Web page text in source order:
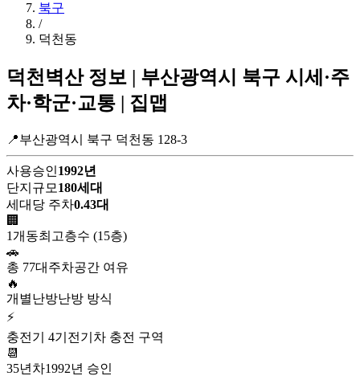
북구
/
덕천동
덕천벽산 정보 | 부산광역시 북구 시세·주
차·학군·교통 | 집맵
📍부산광역시 북구 덕천동 128-3
사용승인1992년
단지규모 180세대
세대당 주차0.43대
🏢
1개동최고층수 (15층)
🚗
총 77대 주차공간 여유
🔥
개별난방난방 방식
⚡
충전기 4기 전기차 충전 구역
📆
35년차1992년 승인